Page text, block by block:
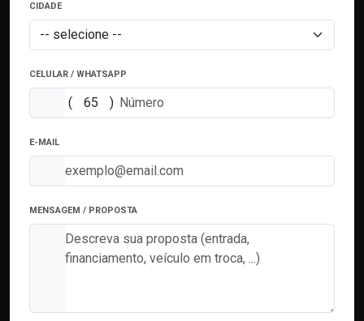
CIDADE
CELULAR / WHATSAPP
( )
E-MAIL
MENSAGEM / PROPOSTA